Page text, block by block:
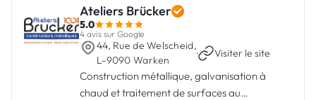
Vous êtes un Artisan ?
Ateliers Brücker
5.0
4 avis sur Google
44, Rue de Welscheid,
L-9090 Warken
· Visiter le site
Construction métallique, galvanisation à
chaud et traitement de surfaces au